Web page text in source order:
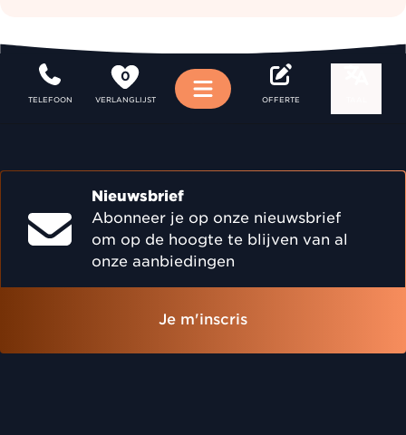
TELEFOON
0
VERLANGLIJST Menu OFFERTE
Nieuwsbrief
Abonneer je op onze nieuwsbrief
om op de hoogte te blijven van al
onze aanbiedingen
Je m'inscris